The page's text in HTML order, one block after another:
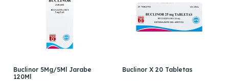
Buclinor 5Mg/5Ml Jarabe
120Ml
Buclinor X 20 Tabletas